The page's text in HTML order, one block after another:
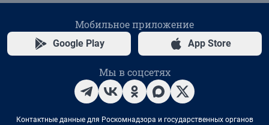
Мобильное приложение
Google Play App Store
Мы в соцсетях
Контактные данные для Роскомнадзора и государственных органов